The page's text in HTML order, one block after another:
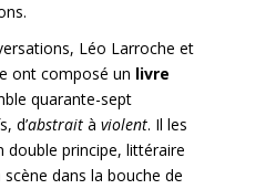
Léo Larroche et
ont composé un livre
quarante-sept
d’abstrait à violent. Il les
double principe, littéraire
dans la bouche de